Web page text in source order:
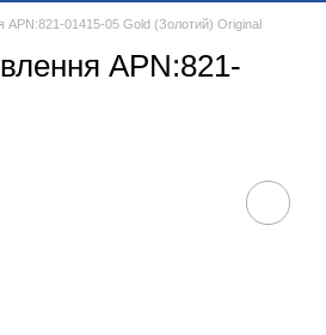
01415-05 Gold (Золотий) Original
APN:821-